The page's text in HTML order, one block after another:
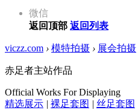
微信
返回顶部 返回列表
viczz.com › 模特拍摄 › 展会拍摄
赤足者主站作品
Official Works For Displaying
精选展示 | 裸足套图 | 丝足套图